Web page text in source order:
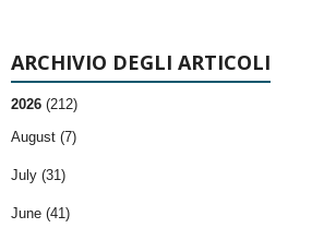
ARCHIVIO DEGLI ARTICOLI
2026 (212)
August (7)
July (31)
June (41)